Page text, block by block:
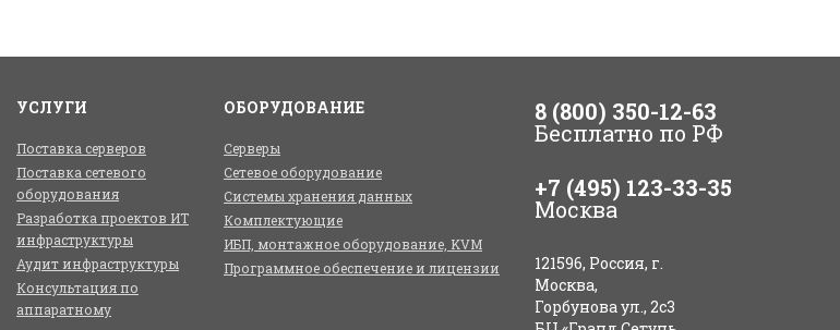
УСЛУГИ
Поставка серверов
Поставка сетевого
оборудования
Разработка проектов ИТ
инфраструктуры
Аудит инфраструктуры
Консультация по
аппаратному
ОБОРУДОВАНИЕ
Серверы
Сетевое оборудование
Системы хранения данных
Комплектующие
ИБП, монтажное оборудование, KVM
Программное обеспечение и лицензии
8 (800) 350-12-63
Бесплатно по РФ
+7 (495) 123-33-35
Москва
121596, Россия, г.
Москва,
Горбунова ул., 2с3